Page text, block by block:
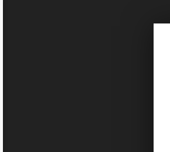
Sketchbook5, 스케
Sketchbook5, 스케